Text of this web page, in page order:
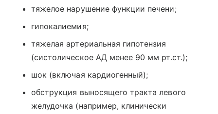
тяжелое нарушение функции печени;
гипокалиемия;
тяжелая артериальная гипотензия
(систолическое АД менее 90 мм рт.ст.);
шок (включая кардиогенный);
обструкция выносящего тракта левого
желудочка (например, клинически